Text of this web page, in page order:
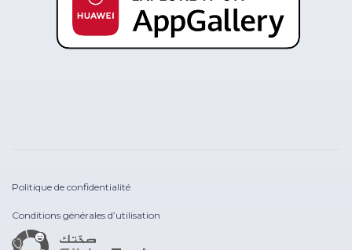
Politique de confidentialité
Conditions générales d’utilisation